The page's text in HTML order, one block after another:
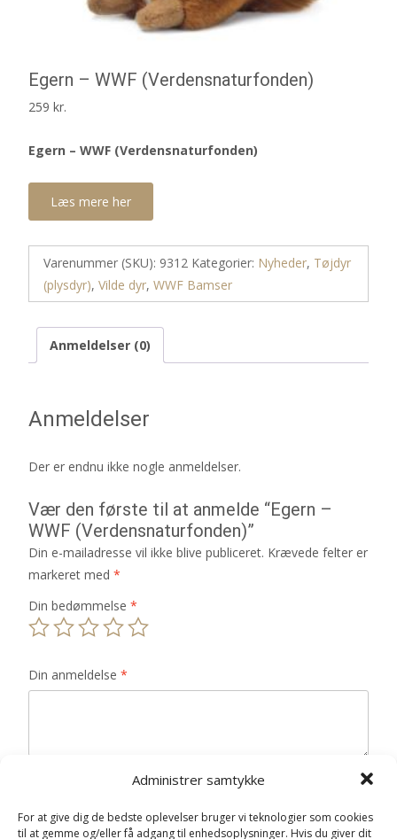
Administrer samtykke
For at give dig de bedste oplevelser bruger vi teknologier som cookies
til at gemme og/eller få adgang til enhedsoplysninger. Hvis du giver dit
Egern – WWF (Verdensnaturfonden)
259 kr.
Egern – WWF (Verdensnaturfonden)
Læs mere her
Varenummer (SKU): 9312 Kategorier: Nyheder, Tøjdyr
(plysdyr), Vilde dyr, WWF Bamser
Anmeldelser (0)
Anmeldelser
Der er endnu ikke nogle anmeldelser.
Vær den første til at anmelde “Egern –
WWF (Verdensnaturfonden)”
Din e-mailadresse vil ikke blive publiceret. Krævede felter er
markeret med *
Din bedømmelse *
Din anmeldelse *
E-mail*